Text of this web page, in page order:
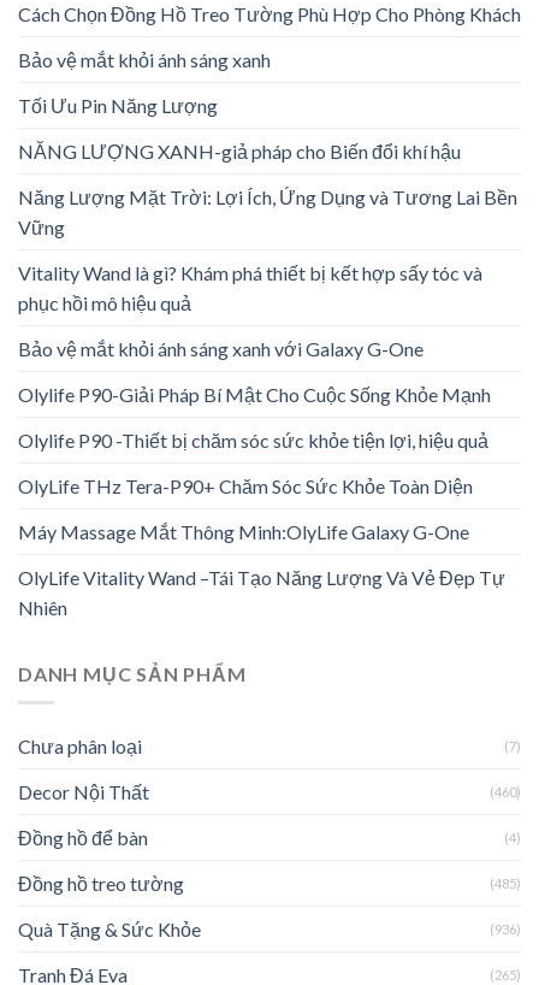
Cách Chọn Đồng Hồ Treo Tường Phù Hợp Cho Phòng Khách
Bảo vệ mắt khỏi ánh sáng xanh
Tối Ưu Pin Năng Lượng
NĂNG LƯỢNG XANH-giả pháp cho Biến đổi khí hậu
Năng Lượng Mặt Trời: Lợi Ích, Ứng Dụng và Tương Lai Bền
Vững
Vitality Wand là gì? Khám phá thiết bị kết hợp sấy tóc và
phục hồi mô hiệu quả
Bảo vệ mắt khỏi ánh sáng xanh với Galaxy G-One
Olylife P90-Giải Pháp Bí Mật Cho Cuộc Sống Khỏe Mạnh
Olylife P90 -Thiết bị chăm sóc sức khỏe tiện lợi, hiệu quả
OlyLife THz Tera-P90+ Chăm Sóc Sức Khỏe Toàn Diện
Máy Massage Mắt Thông Minh:OlyLife Galaxy G-One
OlyLife Vitality Wand –Tái Tạo Năng Lượng Và Vẻ Đẹp Tự
Nhiên
DANH MỤC SẢN PHẨM
Chưa phân loại (7)
Decor Nội Thất (460)
Đồng hồ để bàn (4)
Đồng hồ treo tường (485)
Quà Tặng & Sức Khỏe (936)
Tranh Đá Eva (265)